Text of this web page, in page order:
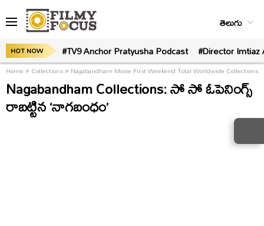
తెలుగు
HOT NOW #TV9 Anchor Pratyusha Podcast #Director
Home» Collections» Nagabandham Movie First Weekend Total Worldwide Collections
Nagabandham Collections: సో సో ఓపెనింగ్స్
రాబట్టిన ‘నాగబంధం’